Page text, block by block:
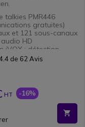
talkies PMR446
gratuites)
et 121 sous-canaux
HD
iVOX : détection
de la voix
jusqu’à 10km (selon
: 18h en usage
avec tous les
de 62 Avis
HT -16%